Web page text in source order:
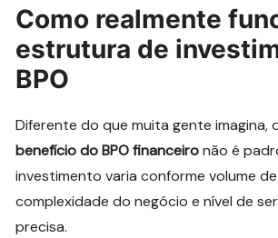
Como realmente
estrutura de
BPO
Diferente do que muita gente imagina,
benefício do BPO financeironão é
investimento varia conforme volume
complexidade do negócio e nível de
precisa.